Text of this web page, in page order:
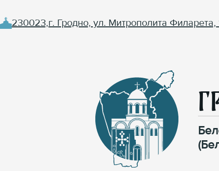
230023,г. Гродно, ул. Митрополита Филарета,